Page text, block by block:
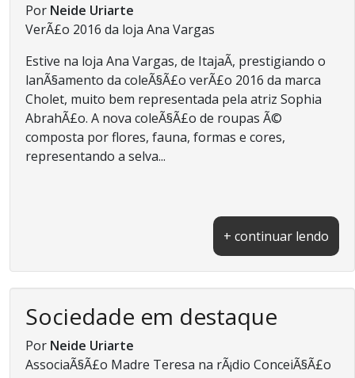
Por Neide Uriarte
VerÃ£o 2016 da loja Ana Vargas
Estive na loja Ana Vargas, de ItajaÃ­, prestigiando o
lanÃ§amento da coleÃ§Ã£o verÃ£o 2016 da marca
Cholet, muito bem representada pela atriz Sophia
AbrahÃ£o. A nova coleÃ§Ã£o de roupas Ã©
composta por flores, fauna, formas e cores,
representando a selva...
+ continuar lendo
Sociedade em destaque
Por Neide Uriarte
AssociaÃ§Ã£o Madre Teresa na rÃ¡dio ConceiÃ§Ã£o